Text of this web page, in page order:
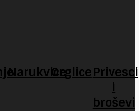
NarukviceOrglicePrivesci
i
broševi